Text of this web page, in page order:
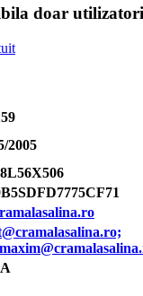
doar
2005